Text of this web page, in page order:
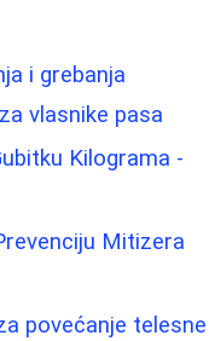
i grebanja
vlasnike pasa
Kilograma -
Mitizera
povećanje telesne